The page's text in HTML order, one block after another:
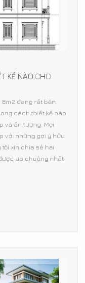
KẾ NÀO CHO
đang rất băn
cách thiết kế nào
và ấn tượng. Mọi
với những gợi ý hữu
xin chia sẻ hai
ưa chuộng nhất